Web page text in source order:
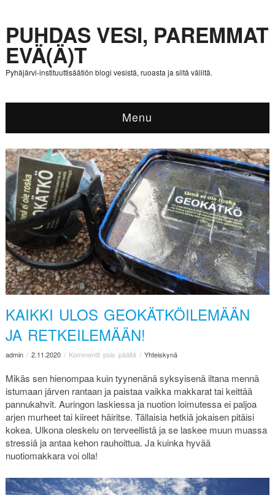
PUHDAS VESI, PAREMMAT
EVÄ(Ä)T
Pyhäjärvi-instituuttisäätiön blogi vesistä, ruoasta ja siltä väliltä.
Menu
KAIKKI ULOS GEOKÄTKÖILEMÄÄN
JA RETKEILEMÄÄN!
admin/ 2.11.2020/ Kommentit pois päältä / Yhteiskynä
Mikäs sen hienompaa kuin tyynenänä syksyisenä iltana mennä
istumaan järven rantaan ja paistaa vaikka makkarat tai keittää
pannukahvit. Auringon laskiessa ja nuotion loimutessa ei paljoa
arjen murheet tai kiireet häiritse. Tällaisia hetkiä jokaisen pitäisi
kokea. Ulkona oleskelu on terveellistä ja se laskee muun muassa
stressiä ja antaa kehon rauhoittua. Ja kuinka hyvää
nuotiomakkara voi olla!